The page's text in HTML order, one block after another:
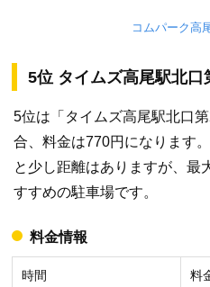
コムパーク高
5位 タイムズ高尾駅北口
5位は「タイムズ高尾駅北口
合、料金は770円になります
と少し距離はありますが、最
すすめの駐車場です。
料金情報
時間 料